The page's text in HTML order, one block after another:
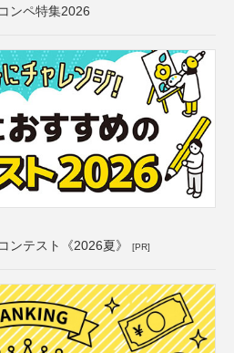
ンペ特集2026
ンテスト《2026夏》 [PR]